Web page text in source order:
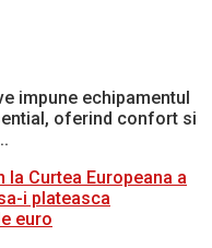
impune echipamentul
oferind confort si